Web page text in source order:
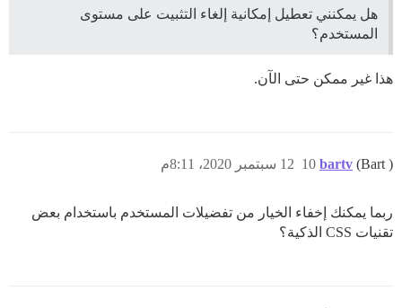
هل يمكنني تعطيل إمكانية إلغاء التثبيت على مستوى
المستخدم؟
هذا غير ممكن حتى الآن.
bartv (Bart ) 12 سبتمبر 2020، 8:11م 10
ربما يمكنك إخفاء الخيار من تفضيلات المستخدم باستخدام بعض
تقنيات CSS الذكية؟